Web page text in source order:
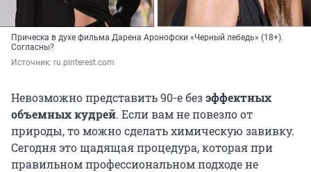
Прическа в духе фильма Дарена Аронофски «Черный лебедь» (18+).
Согласны?
Источник: ru.pinterest.com
Невозможно представить 90-е безэффектных
объемных кудрей. Если вам не повезло от
природы, то можно сделать химическую завивку.
Сегодня это щадящая процедура, которая при
правильном профессиональном подходе не